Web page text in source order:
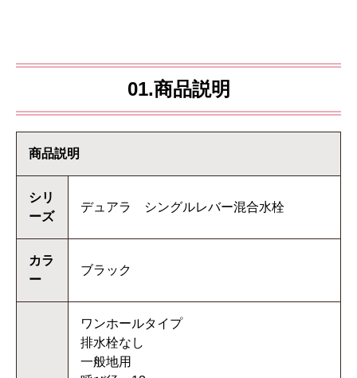
01.商品説明
商品説明
シリ
ーズ
デュアラ シングルレバー混合水栓
カラ
ー
ブラック
ワンホールタイプ
排水栓なし
一般地用